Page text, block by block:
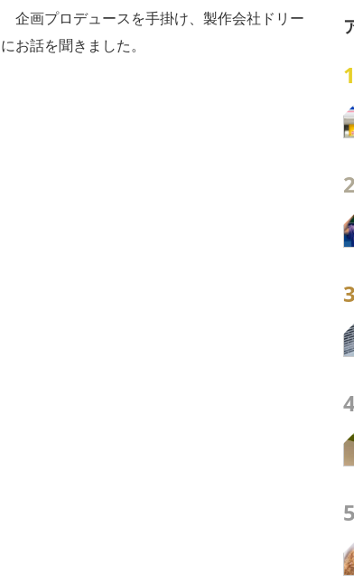
企画プロデュースを手掛け、製作会社ドリー
お話を聞きました。
1
2
3
5